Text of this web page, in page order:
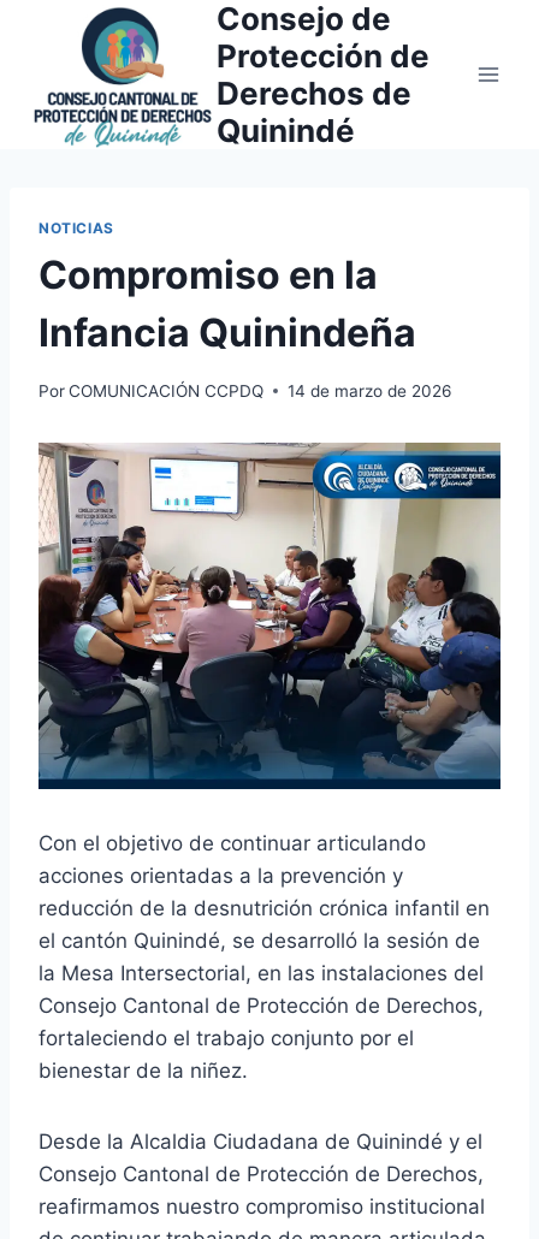
contenido
Consejo de
Protección de
Derechos de
Quinindé
NOTICIAS
Compromiso en la
Infancia Quinindeña
PorCOMUNICACIÓN CCPDQ 14 de marzo de 2026
Con el objetivo de continuar articulando
acciones orientadas a la prevención y
reducción de la desnutrición crónica infantil en
el cantón Quinindé, se desarrolló la sesión de
la Mesa Intersectorial, en las instalaciones del
Consejo Cantonal de Protección de Derechos,
fortaleciendo el trabajo conjunto por el
bienestar de la niñez.
Desde la Alcaldia Ciudadana de Quinindé y el
Consejo Cantonal de Protección de Derechos,
reafirmamos nuestro compromiso institucional